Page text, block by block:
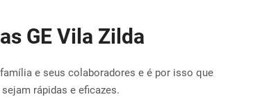
GE Vila Zilda
e seus colaboradores e é por isso que
sejam rápidas e eficazes.